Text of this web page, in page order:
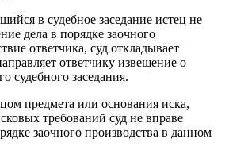
в судебное заседание истец не
дела в порядке заочного
ответчика, суд откладывает
ответчику извещение о
судебного заседания.
предмета или основания иска,
требований суд не вправе
заочного производства в данном